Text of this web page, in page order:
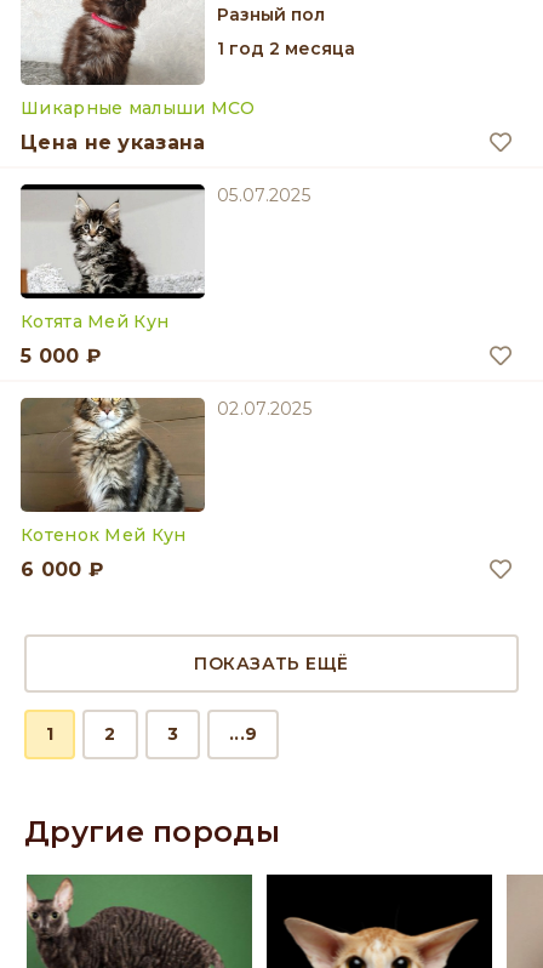
разный пол
1 год 2 месяца
Шикарные малыши MCO
Цена не указана
05.07.2025
Котята Мей Кун
5 000 ₽
02.07.2025
Котенок Мей Кун
6 000 ₽
ПОКАЗАТЬ ЕЩЁ
1 2 3 ...9
Другие породы